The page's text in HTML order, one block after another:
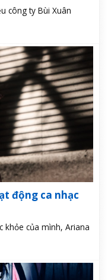
công ty Bùi Xuân
động ca nhạc
khỏe của mình, Ariana